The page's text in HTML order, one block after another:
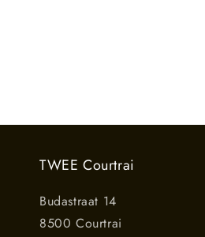
TWEE Courtrai
Budastraat 14
8500 Courtrai